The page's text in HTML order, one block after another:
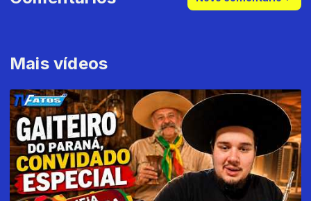
Mais vídeos